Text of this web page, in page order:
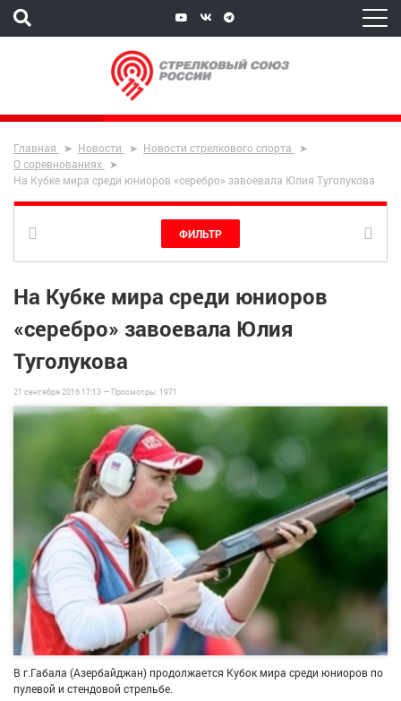
Главная Новости
Новости стрелкового спорта
О соревнованиях
На Кубке мира среди юниоров «серебро» завоевала Юлия Туголукова
ФИЛЬТР
На Кубке мира среди юниоров
«серебро» завоевала Юлия
Туголукова
21 сентября 2016 17:13 — Просмотры: 1971
В г.Габала (Азербайджан) продолжается Кубок мира среди юниоров по
пулевой и стендовой стрельбе.